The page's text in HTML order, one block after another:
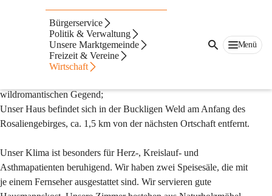
Bürgerservice
Politik & Verwaltung
Unsere Marktgemeinde
Freizeit & Vereine
Wirtschaft
Menü
Unterkünfte
Pension Stachl
wildromantischen Gegend;
Unser Haus befindet sich in der Buckligen Weld am Anfang des
Rosaliengebirges, ca. 1,5 km von der nächsten Ortschaft entfernt.
Unser Klima ist besonders für Herz-, Kreislauf- und
Asthmapatienten beruhigend. Wir haben zwei Speisesäle, die mit
je einem Fernseher ausgestattet sind. Wir servieren gute